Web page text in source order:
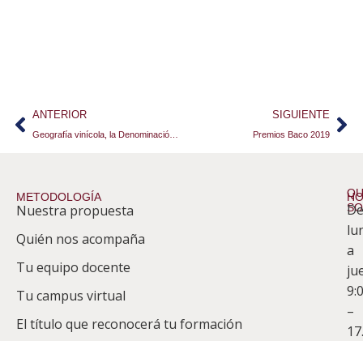
ANTERIOR SIGUIENTE
Premios Baco 2019
METODOLOGÍA
Nuestra propuesta
Quién nos acompaña
Tu equipo docente
Tu campus virtual
El título que reconocerá tu formación
Te
De
a
–